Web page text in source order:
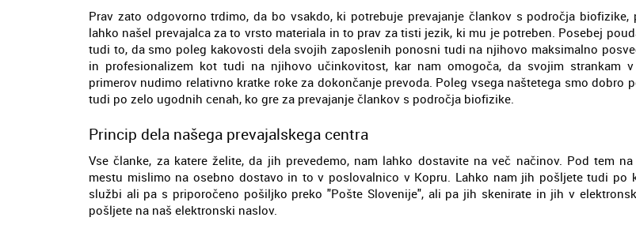
Prav zato odgovorno trdimo, da bo vsakdo, ki potrebuje prevajanje člankov s področja biofizike,
lahko našel prevajalca za to vrsto materiala in to prav za tisti jezik, ki mu je potreben. Posebej
tudi to, da smo poleg kakovosti dela svojih zaposlenih ponosni tudi na njihovo maksimalno
in profesionalizem kot tudi na njihovo učinkovitost, kar nam omogoča, da svojim strankam
primerov nudimo relativno kratke roke za dokončanje prevoda. Poleg vsega naštetega smo dobro
tudi po zelo ugodnih cenah, ko gre za prevajanje člankov s področja biofizike.
Princip dela našega prevajalskega centra
Vse članke, za katere želite, da jih prevedemo, nam lahko dostavite na več načinov. Pod tem na
mestu mislimo na osebno dostavo in to v poslovalnico v Kopru. Lahko nam jih pošljete tudi po
službi ali pa s priporočeno pošiljko preko "Pošte Slovenije", ali pa jih skenirate in jih v
pošljete na naš elektronski naslov.